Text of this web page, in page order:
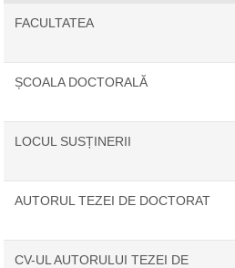
FACULTATEA
ȘCOALA DOCTORALĂ
LOCUL SUSȚINERII
AUTORUL TEZEI DE DOCTORAT
CV-UL AUTORULUI TEZEI DE